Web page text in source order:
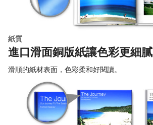
紙質
進口滑面銅版紙讓色彩更細膩
滑順的紙材表面，色彩柔和好閱讀。